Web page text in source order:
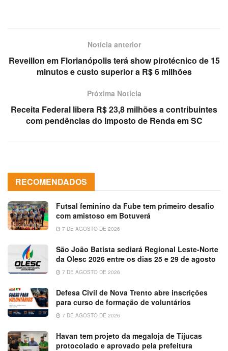
Notícia anterior
Reveillon em Florianópolis terá show pirotécnico de 15
minutos e custo superior a R$ 6 milhões
Próxima Notícia
Receita Federal libera R$ 23,8 milhões a contribuintes
com pendências do Imposto de Renda em SC
RECOMENDADOS
Futsal feminino da Fube tem primeiro desafio
com amistoso em Botuverá
7 DE AGOSTO DE 2026
São João Batista sediará Regional Leste-Norte
da Olesc 2026 entre os dias 25 e 29 de agosto
7 DE AGOSTO DE 2026
Defesa Civil de Nova Trento abre inscrições
para curso de formação de voluntários
7 DE AGOSTO DE 2026
Havan tem projeto da megaloja de Tijucas
protocolado e aprovado pela prefeitura